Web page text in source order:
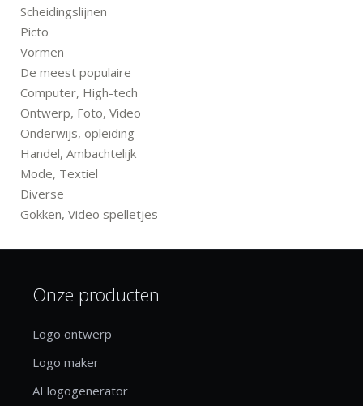
Scheidingslijnen
Picto
Vormen
De meest populaire
Computer, High-tech
Ontwerp, Foto, Video
Onderwijs, opleiding
Handel, Ambachtelijk
Mode, Textiel
Diverse
Gokken, Video spelletjes
Onze producten
Logo ontwerp
Logo maker
AI logogenerator